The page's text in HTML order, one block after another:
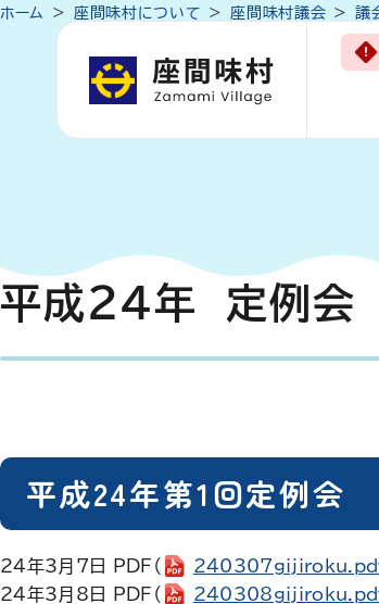
ホーム 座間味村について 座間味村議会 議
平成24年 定例会
平成24年第1回定例会
24年3月7日 PDF（
24年3月8日 PDF（